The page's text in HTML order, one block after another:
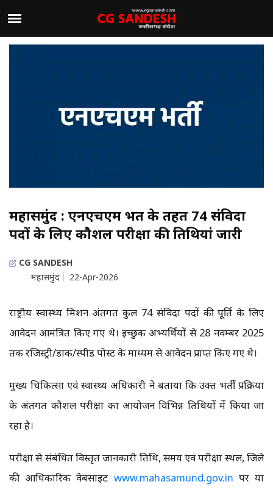
महासमुंद : एनएचएम भर्ती के तहत 74 संविदा
पदों के लिए कौशल परीक्षा की तिथियां जारी
CG SANDESH
महासमुंद
22-Apr-2026
राष्ट्रीय स्वास्थ्य मिशन अंतर्गत कुल 74 संविदा पदों की पूर्ति के लिए
आवेदन आमंत्रित किए गए थे। इच्छुक अभ्यर्थियों से 28 नवम्बर 2025
तक रजिस्ट्री/डाक/स्पीड पोस्ट के माध्यम से आवेदन प्राप्त किए गए थे।
मुख्य चिकित्सा एवं स्वास्थ्य अधिकारी ने बताया कि उक्त भर्ती प्रक्रिया
के अंतर्गत कौशल परीक्षा का आयोजन विभिन्न तिथियों में किया जा
रहा है।
परीक्षा से संबंधित विस्तृत जानकारी तिथि, समय एवं परीक्षा स्थल, जिले
की आधिकारिक वेबसाइट www.mahasamund.gov.in पर या